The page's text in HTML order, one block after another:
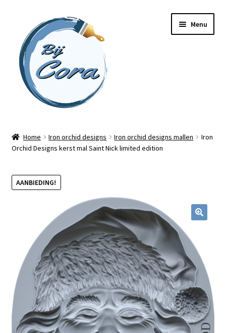
naar
navigatie
inhoud
Menu
Workshops
Online cursussen
Blog / DIY / Tutorials
Over mij
Contact
Home Iron orchid designs Iron orchid designs mallen
Iron
Orchid Designs kerst mal Saint Nick limited edition
AANBIEDING!